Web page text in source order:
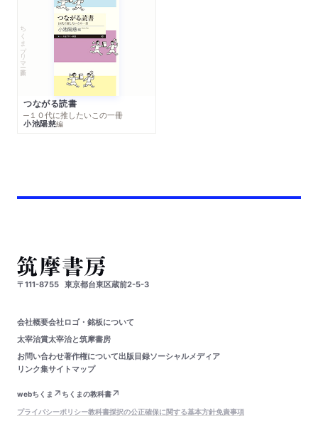
ちくまプリマー新書
つながる読書
─１０代に推したいこの一冊
小池陽慈編
〒111-8755 東京都台東区蔵前2-5-3
会社概要会社ロゴ・銘板について
太宰治賞太宰治と筑摩書房
お問い合わせ著作権について出版目録ソーシャルメディア
リンク集サイトマップ
webちくま
ちくまの教科書
プライバシーポリシー教科書採択の公正確保に関する基本方針免責事項